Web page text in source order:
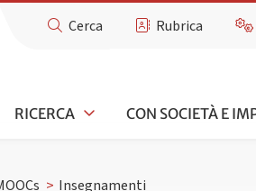
Cerca Rubrica
RICERCA CON SOCIETÀ E
> Insegnamenti